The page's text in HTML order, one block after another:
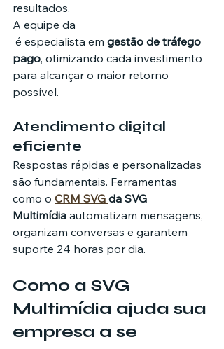
resultados.
A equipe da
é especialista em gestão de tráfego
pago, otimizando cada investimento
para alcançar o maior retorno
possível.
Atendimento digital
eficiente
Respostas rápidas e personalizadas
são fundamentais. Ferramentas
como o CRM SVG da SVG
Multimídia automatizam mensagens,
organizam conversas e garantem
suporte 24 horas por dia.
Como a SVG
Multimídia ajuda sua
empresa a se